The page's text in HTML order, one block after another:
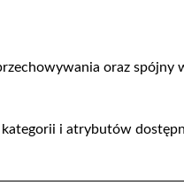
oraz
i atrybutów